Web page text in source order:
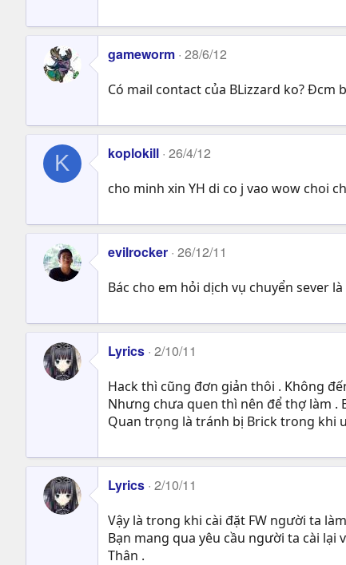
gameworm 28/6/12
Có mail contact của BLizzard ko? Đcm
K koplokill 26/4/12
cho minh xin YH di co j vao wow choi
evilrocker 26/12/11
Bác cho em hỏi dịch vụ chuyển sever
Lyrics 2/10/11
Hack thì cũng đơn giản thôi . Không
Nhưng chưa quen thì nên để thợ làm .
Quan trọng là tránh bị Brick trong khi
Lyrics 2/10/11
Vậy là trong khi cài đặt FW người ta
Bạn mang qua yêu cầu người ta cài lại
Thân .